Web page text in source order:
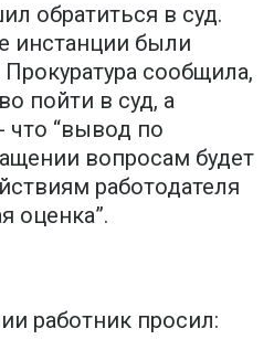
обратиться в суд.
инстанции были
сообщила,
пойти в суд, а
что “вывод по
вопросам будет
работодателя
оценка”.
работник просил: